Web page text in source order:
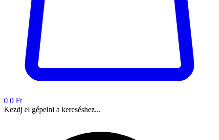
0 0 Ft
Kezdj el gépelni a kereséshez...